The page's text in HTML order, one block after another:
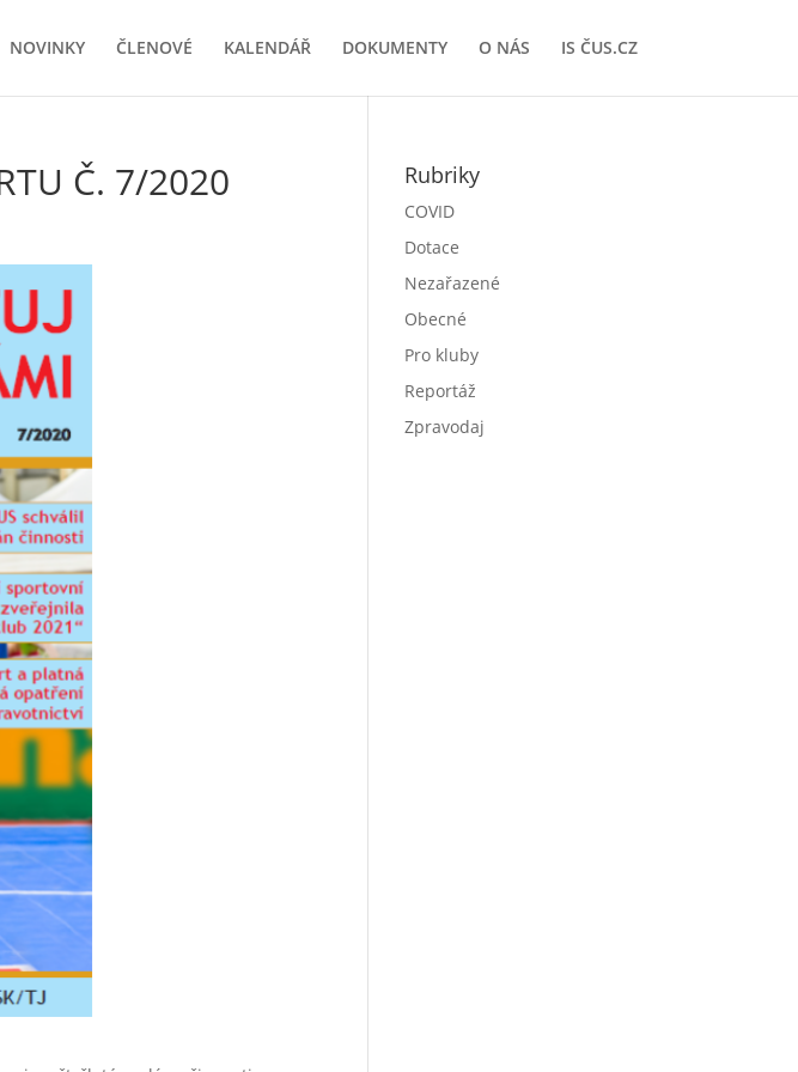
NOVINKY ČLENOVÉ KALENDÁŘ DOKUMENTY O NÁS IS ČUS.CZ
Č. 7/2020 Rubriky
COVID
Dotace
Nezařazené
Obecné
Pro kluby
Reportáž
Zpravodaj